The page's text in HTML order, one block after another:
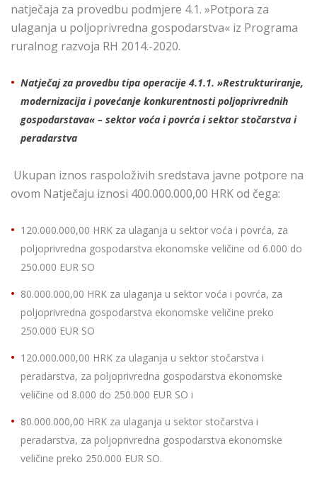
natječaja za provedbu podmjere 4.1. »Potpora za
ulaganja u poljoprivredna gospodarstva« iz Programa
ruralnog razvoja RH 2014.-2020.
Natječaj za provedbu tipa operacije 4.1.1. »Restrukturiranje,
modernizacija i povećanje konkurentnosti poljoprivrednih
gospodarstava« – sektor voća i povrća i sektor stočarstva i
peradarstva
Ukupan iznos raspoloživih sredstava javne potpore na
ovom Natječaju iznosi 400.000.000,00 HRK od čega:
120.000.000,00 HRK za ulaganja u sektor voća i povrća, za
poljoprivredna gospodarstva ekonomske veličine od 6.000 do
250.000 EUR SO
80.000.000,00 HRK za ulaganja u sektor voća i povrća, za
poljoprivredna gospodarstva ekonomske veličine preko
250.000 EUR SO
120.000.000,00 HRK za ulaganja u sektor stočarstva i
peradarstva, za poljoprivredna gospodarstva ekonomske
veličine od 8.000 do 250.000 EUR SO i
80.000.000,00 HRK za ulaganja u sektor stočarstva i
peradarstva, za poljoprivredna gospodarstva ekonomske
veličine preko 250.000 EUR SO.